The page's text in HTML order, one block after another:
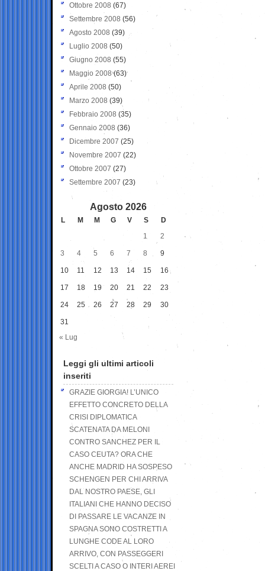
Ottobre 2008 (67)
Settembre 2008 (56)
Agosto 2008 (39)
Luglio 2008 (50)
Giugno 2008 (55)
Maggio 2008(63)
Aprile 2008 (50)
Marzo 2008 (39)
Febbraio 2008 (35)
Gennaio 2008 (36)
Dicembre 2007 (25)
Novembre 2007 (22)
Ottobre 2007 (27)
Settembre 2007 (23)
Agosto 2026
L M M G V S
D
1
2
3 4 5 6 7 8 9
10 11 12 13 14 15 16
17 18 19 20 21 22 23
24 25 26 27 28 29 30
31
« Lug
Leggi gli ultimi articoli
inseriti
GRAZIE GIORGIA! L’UNICO
EFFETTO CONCRETO DELLA
CRISI DIPLOMATICA
SCATENATA DA MELONI
CONTRO SANCHEZ PER IL
CASO CEUTA? ORA CHE
ANCHE MADRID HA SOSPESO
SCHENGEN PER CHI ARRIVA
DAL NOSTRO PAESE, GLI
ITALIANI CHE HANNO DECISO
DI PASSARE LE VACANZE IN
SPAGNA SONO COSTRETTI A
LUNGHE CODE AL LORO
ARRIVO, CON PASSEGGERI
SCELTI A CASO O INTERI AEREI